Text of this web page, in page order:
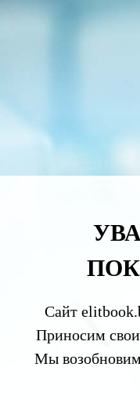
Сайт
Приносим свои
Мы